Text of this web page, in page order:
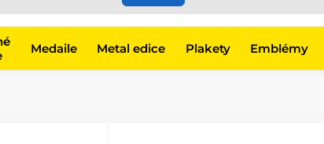
Medaile Metal edice Plakety Emblémy